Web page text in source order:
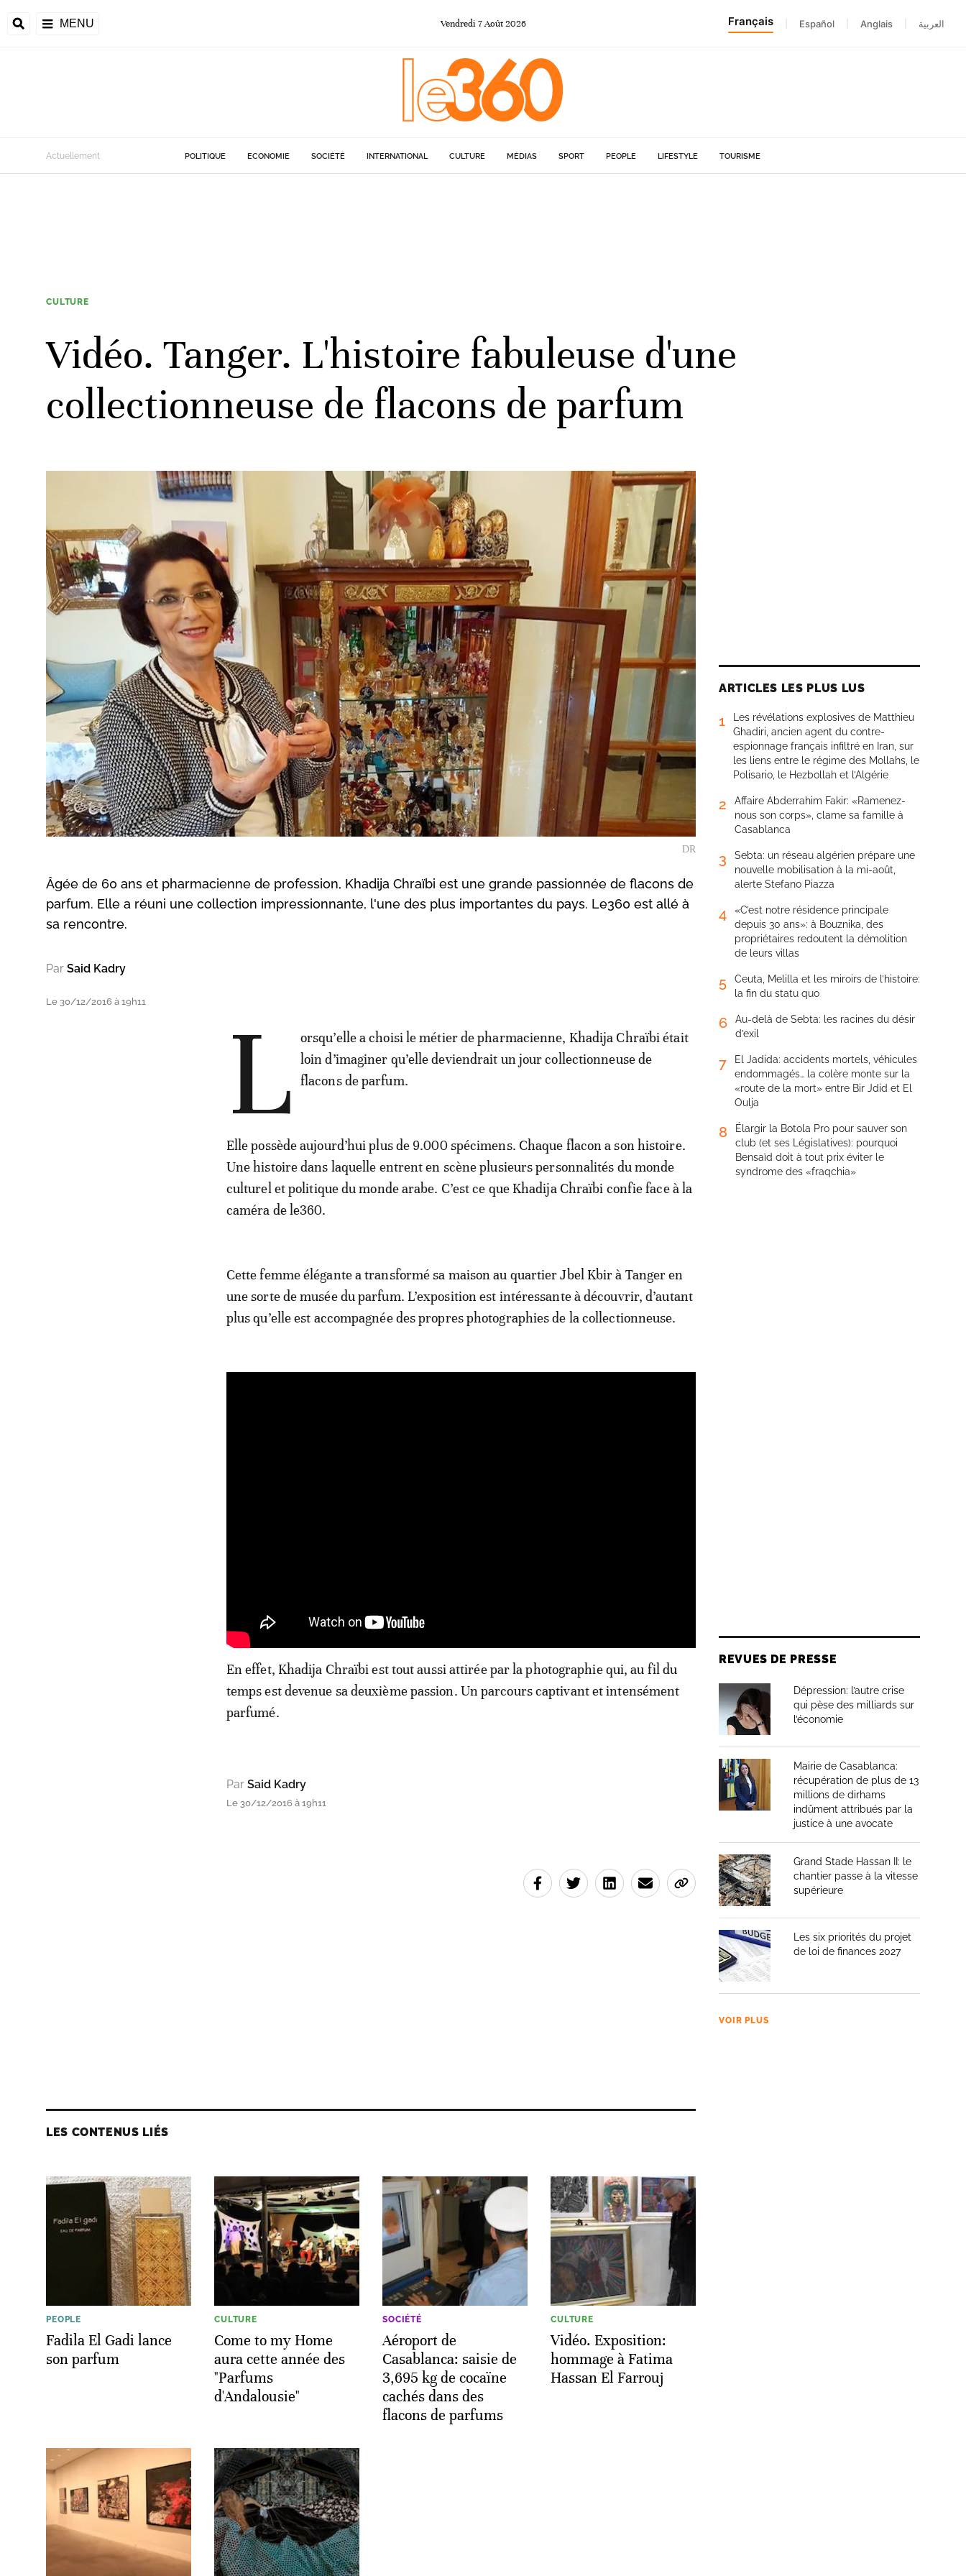
MENU Vendredi 7Août 2026 Français Español Anglais العربية
Actuellement POLITIQUE ECONOMIE SOCIÉTÉ INTERNATIONAL CULTURE MÉDIAS SPORT PEOPLE LIFESTYLE TOURISME
CULTURE
Vidéo. Tanger. L'histoire fabuleuse d'une
collectionneuse de flacons de parfum
DR
Âgée de 60 ans et pharmacienne de profession, Khadija Chraïbi est une grande passionnée de flacons de
parfum. Elle a réuni une collection impressionnante, l'une des plus importantes du pays. Le360 est allé à
sa rencontre.
Par Said Kadry
Le 30/12/2016 à 19h11 L
orsqu’elle a choisi le métier de pharmacienne, Khadija Chraïbi était
loin d’imaginer qu’elle deviendrait un jour collectionneuse de
flacons de parfum.
Elle possède aujourd’hui plus de 9.000 spécimens. Chaque flacon a son histoire.
Une histoire dans laquelle entrent en scène plusieurs personnalités du monde
culturel et politique du monde arabe. C’est ce que Khadija Chraïbi confie face à la
caméra de le360.
Cette femme élégante a transformé sa maison au quartier Jbel Kbir à Tanger en
une sorte de musée du parfum. L’exposition est intéressante à découvrir, d’autant
plus qu’elle est accompagnée des propres photographies de la collectionneuse.
En effet, Khadija Chraïbi est tout aussi attirée par la photographie qui, au fil du
temps est devenue sa deuxième passion. Un parcours captivant et intensément
parfumé.
Par Said Kadry
Le 30/12/2016 à 19h11
LES CONTENUS LIÉS
PEOPLE
Fadila El Gadi lance
son parfum
CULTURE
Come to my Home
aura cette année des
"Parfums
d'Andalousie"
SOCIÉTÉ
Aéroport de
Casablanca: saisie de
3,695 kg de cocaïne
cachés dans des
flacons de parfums
CULTURE
Vidéo. Exposition:
hommage à Fatima
Hassan El Farrouj
ARTICLES LES PLUS LUS
1
Les révélations explosives de Matthieu
Ghadiri, ancien agent du contre-
espionnage français infiltré en Iran, sur
les liens entre le régime des Mollahs, le
Polisario, le Hezbollah et l’Algérie
2
Affaire Abderrahim Fakir: «Ramenez-
nous son corps», clame sa famille à
Casablanca
3
Sebta: un réseau algérien prépare une
nouvelle mobilisation à la mi-août,
alerte Stefano Piazza
4
«C’est notre résidence principale
depuis 30 ans»: à Bouznika, des
propriétaires redoutent la démolition
de leurs villas
5
Ceuta, Melilla et les miroirs de l’histoire:
la fin du statu quo
6
Au-delà de Sebta: les racines du désir
d’exil
7
El Jadida: accidents mortels, véhicules
endommagés… la colère monte sur la
«route de la mort» entre Bir Jdid et El
Oulja
8
Élargir la Botola Pro pour sauver son
club (et ses Législatives): pourquoi
Bensaïd doit à tout prix éviter le
syndrome des «fraqchia»
REVUES DE PRESSE
Dépression: l’autre crise
qui pèse des milliards sur
l’économie
Mairie de Casablanca:
récupération de plus de 13
millions de dirhams
indûment attribués par la
justice à une avocate
Grand Stade Hassan II: le
chantier passe à la vitesse
supérieure
Les six priorités du projet
de loi de finances 2027
VOIR PLUS